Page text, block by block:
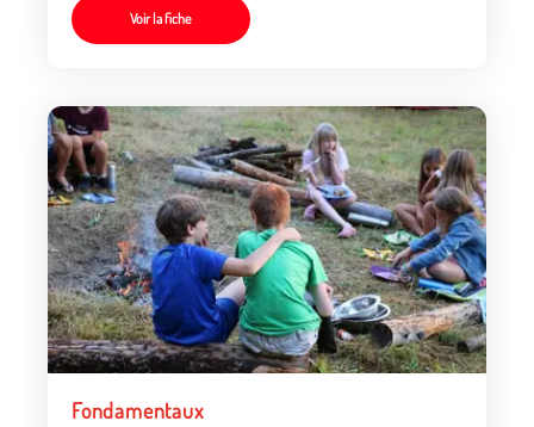
Voir la fiche
Fondamentaux